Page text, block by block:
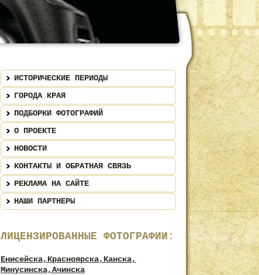
ИСТОРИЧЕСКИЕ ПЕРИОДЫ
ГОРОДА КРАЯ
ПОДБОРКИ ФОТОГРАФИЙ
О ПРОЕКТЕ
НОВОСТИ
КОНТАКТЫ И ОБРАТНАЯ СВЯЗЬ
РЕКЛАМА НА САЙТЕ
НАШИ ПАРТНЕРЫ
ЛИЦЕНЗИРОВАННЫЕ ФОТОГРАФИИ:
Енисейска, Красноярска, Канска,
Минусинска,Ачинска